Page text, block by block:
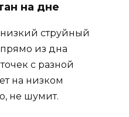
на дне
струйный
из дна
с разной
на низком
не шумит.